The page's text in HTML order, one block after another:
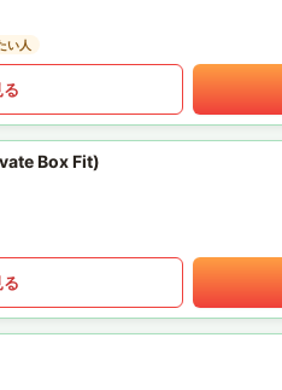
い人
Box Fit)